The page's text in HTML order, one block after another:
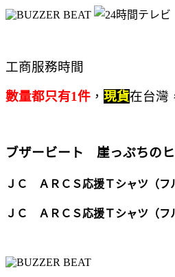
工商服務時間
數量都只有1件 ， 現貨在台灣
ブザービート 崖っぷちの
ＪＣ ＡＲＣＳ応援Ｔシャツ（フ
ＪＣ ＡＲＣＳ応援Ｔシャツ（フ